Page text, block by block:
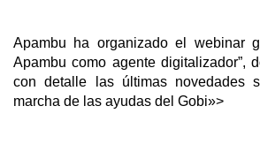
Apambu ha organizado el webinar
Apambu como agente digitalizador”,
con detalle las últimas novedades
marcha de las ayudas del Gobi»>